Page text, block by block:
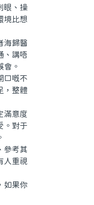
眼、操
境比想
海歸醫
、講唔
。
口嘅不
，整體
滿意度
。對于
參考其
人重視
如果你